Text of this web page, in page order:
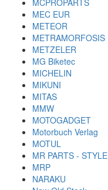
MCPROPARTS
MEC EUR
METEOR
METRAMORFOSIS
METZELER
MG Biketec
MICHELIN
MIKUNI
MITAS
MMW
MOTOGADGET
Motorbuch Verlag
MOTUL
MR PARTS - STYLE
MRP
NARAKU